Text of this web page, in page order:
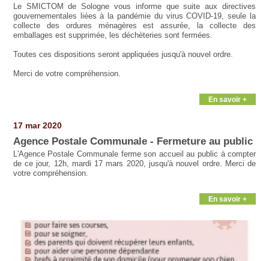
Le SMICTOM de Sologne vous informe que suite aux directives
gouvernementales liées à la pandémie du virus COVID-19, seule la
collecte des ordures ménagères est assurée, la collecte des
emballages est supprimée, les déchèteries sont fermées.
Toutes ces dispositions seront appliquées jusqu'à nouvel ordre.
Merci de votre compréhension.
En savoir +
17 mar 2020
Agence Postale Communale - Fermeture au public
L'Agence Postale Communale ferme son accueil au public à compter
de ce jour, 12h, mardi 17 mars 2020, jusqu'à nouvel ordre. Merci de
votre compréhension.
En savoir +